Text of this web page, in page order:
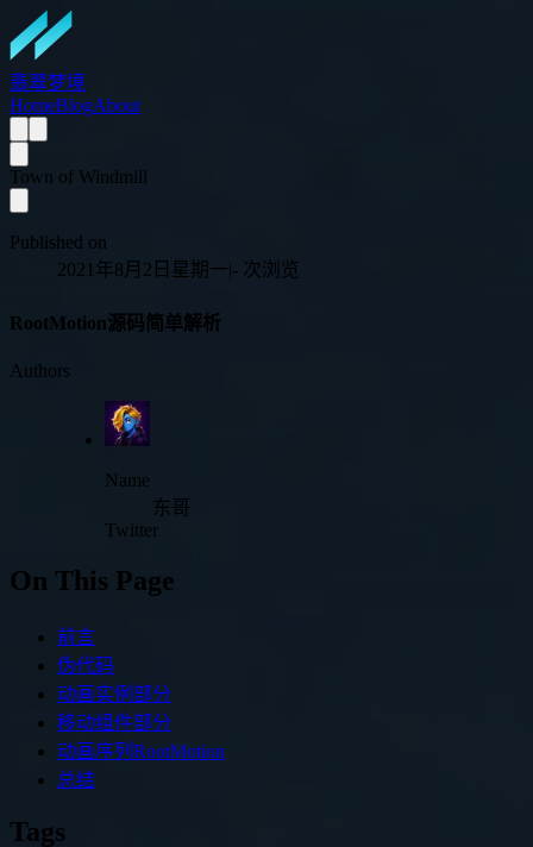
翡翠梦境
HomeBlogAbout
Town of Windmill
Published on
2021年8月2日星期一|- 次浏览
RootMotion源码简单解析
Authors
Name
东哥
Twitter
On This Page
前言
伪代码
动画实例部分
移动组件部分
动画序列RootMotion
总结
Tags